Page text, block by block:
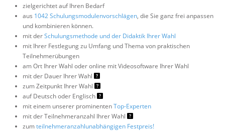
zielgerichtet auf Ihren Bedarf
aus 1042 Schulungsmodulenvorschlägen, die Sie ganz frei anpassen
und kombinieren können.
mit derSchulungsmethode und der Didaktik Ihrer Wahl
mit Ihrer Festlegung zu Umfang und Thema von praktischen
Teilnehmerübungen
am Ort Ihrer Wahl oder online mit Videosoftware Ihrer Wahl
mit der Dauer Ihrer Wahl
zum Zeitpunkt Ihrer Wahl
auf Deutsch oder Englisch
mit einem unserer prominentenTop-Experten
mit der Teilnehmeranzahl Ihrer Wahl
zumteilnehmeranzahlunabhängigen Festpreis!